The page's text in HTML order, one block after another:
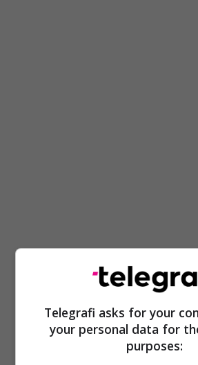
Telegrafi asks for your
your personal data for
purposes: